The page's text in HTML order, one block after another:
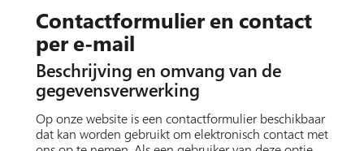
Contactformulier en contact
per e-mail
Beschrijving en omvang van de
gegevensverwerking
Op onze website is een contactformulier beschikbaar
dat kan worden gebruikt om elektronisch contact met